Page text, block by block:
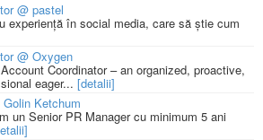
@ pastel
experiență în social media, care să știe cum
@ Oxygen
Coordinator – an organized, proactive,
eager... [detalii]
Ketchum
un Senior PR Manager cu minimum 5 ani